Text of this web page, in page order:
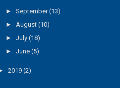
► September(13)
► August (10)
► July (18)
► June (5)
2019 (2)